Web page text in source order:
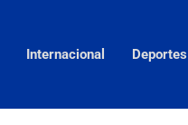
Internacional Deportes